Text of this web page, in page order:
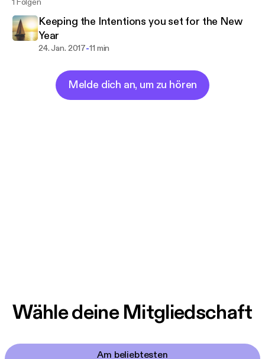
1 Folgen
Keeping the Intentions you set for the New
Year
24. Jan. 2017-11 min
Melde dich an, um zu hören
Wähle deine Mitgliedschaft
Am beliebtesten